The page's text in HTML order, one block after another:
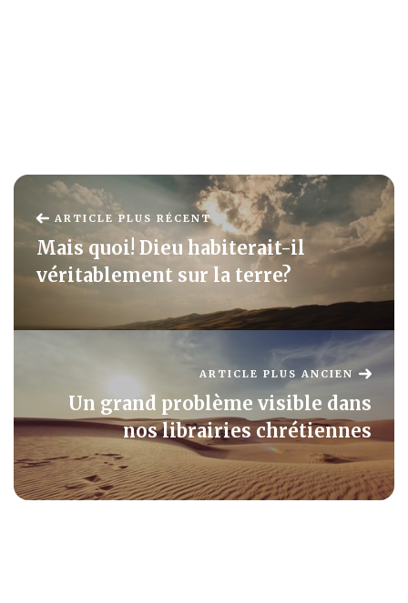
ARTICLE PLUS RÉCENT
Mais quoi! Dieu habiterait-il
véritablement sur la terre?
ARTICLE PLUS ANCIEN
Un grand problème visible dans
nos librairies chrétiennes